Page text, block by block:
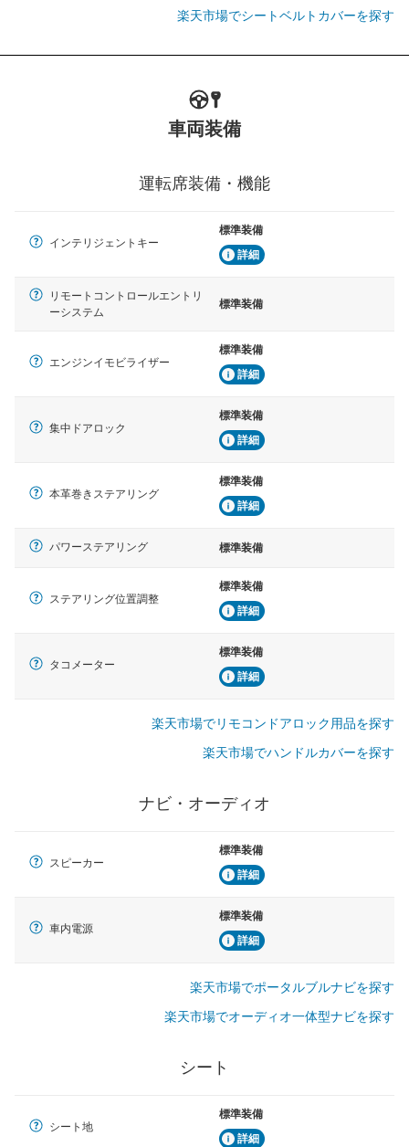
楽天市場でシートベルトカバーを探す
車両装備
運転席装備・機能
インテリジェントキー
標準装備
詳細
リモートコントロールエントリ
ーシステム
標準装備
エンジンイモビライザー
標準装備
詳細
集中ドアロック
標準装備
詳細
本革巻きステアリング
標準装備
詳細
パワーステアリング 標準装備
ステアリング位置調整
標準装備
詳細
タコメーター
標準装備
詳細
楽天市場でリモコンドアロック用品を探す
楽天市場でハンドルカバーを探す
ナビ・オーディオ
スピーカー
標準装備
詳細
車内電源
標準装備
詳細
楽天市場でポータルブルナビを探す
楽天市場でオーディオ一体型ナビを探す
シート
シート地
標準装備
詳細